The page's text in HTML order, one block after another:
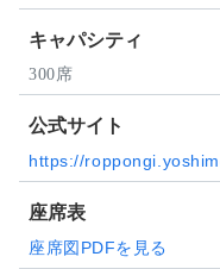
キャパシティ
300席
公式サイト
https://
座席表
座席図PDFを見る